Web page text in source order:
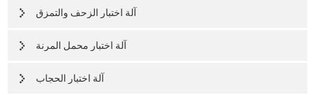
آلة اختبار الزحف والتمزق
آلة اختبار محمل المرنة
آلة اختبار الحجاب